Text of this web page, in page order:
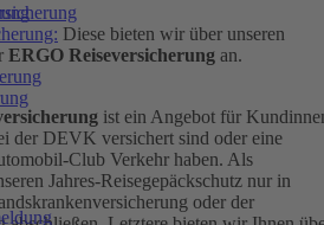
Diese bieten wir über unseren
ERGO Reiseversicherung an.
ist ein Angebot für
der DEVK versichert sind oder eine
Club Verkehr haben. Als
Jahres-Reisegepäckschutz nur in
oder der